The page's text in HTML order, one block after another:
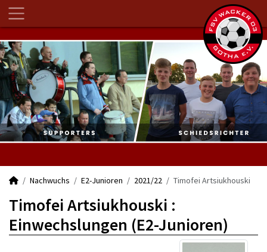
Nachwuchs E2-Junioren 2021/22 Timofei Artsiukhouski
Timofei Artsiukhouski :
Einwechslungen (E2-Junioren)